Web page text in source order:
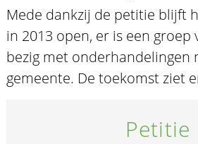
Mede dankzij de petitie blijft
in 2013 open, er is een
bezig met onderhandelingen
gemeente. De toekomst ziet
Petitie